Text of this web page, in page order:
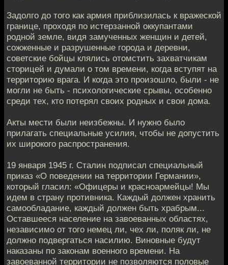
Задолго до того как армия приблизилась к вражеской
границе, проходя по истерзанной оккупантами
родной земле, видя замученных женщин и детей,
сожженные и разрушенные города и деревни,
советские бойцы клялись отомстить захватчикам
сторицей и думали о том времени, когда вступят на
территорию врага. И когда это произошло, были - не
могли не быть - психологические срывы, особенно
среди тех, кто потерял своих родных и свои дома.
Акты мести были неизбежны. И нужно было
прилагать специальные усилия, чтобы не допустить
их широкого распространения.
19 января 1945 г. Сталин подписал специальный
приказ «О поведении на территории Германии»,
который гласил: «Офицеры и красноармейцы! Мы
идем в страну противника. Каждый должен хранить
самообладание, каждый должен быть храбрым...
Оставшееся население на завоеванных областях,
независимо от того немец ли, чех ли, поляк ли, не
должно подвергаться насилию. Виновные будут
наказаны по законам военного времени. На
завоеванной территории не позволяются половые